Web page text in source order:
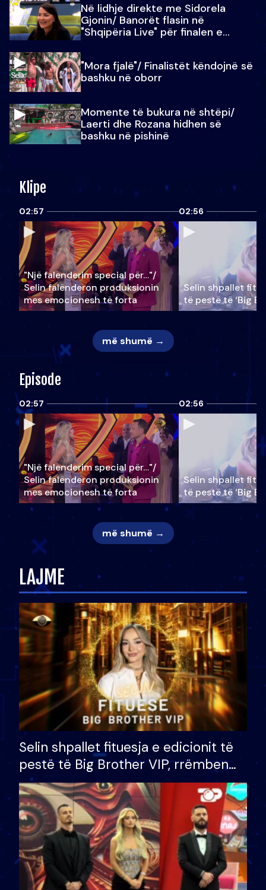
Në lidhje direkte me Sidorela
Gjonin/ Banorët flasin në
"Shqipëria Live" për finalen e
"Mora fjalë"/ Finalistët këndojnë së
bashku në oborr
Momente të bukura në shtëpi/
Laerti dhe Rozana hidhen së
bashku në pishinë
Klipe
02:57
"Një falenderim special për…"/
Selin falënderon produksionin
mes emocionesh të forta
02:56
Selin shpallet
të pestë të ‘Big
më shumë →
Episode
02:57
"Një falenderim special për…"/
Selin falënderon produksionin
mes emocionesh të forta
02:56
Selin shpallet
të pestë të ‘Big
më shumë →
LAJME
Selin shpallet fituesja e edicionit të
pestë të Big Brother VIP, rrëmben
çmimin e madh prej 100 mijë eurosh